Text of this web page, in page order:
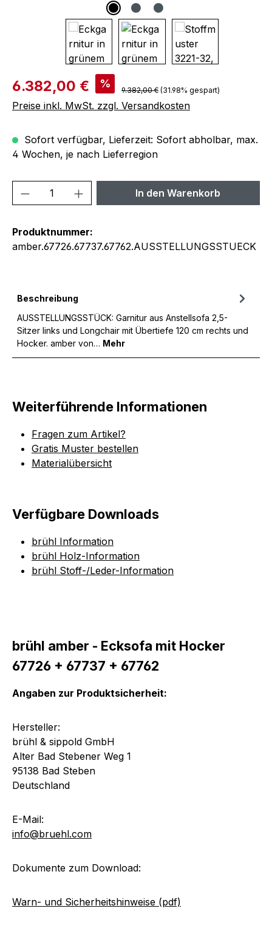
Verkaufspreis:
6.382,00 € % Regulärer Preis:
9.382,00 € (31.98% gespart)
Preise inkl. MwSt. zzgl. Versandkosten
Sofort verfügbar, Lieferzeit: Sofort abholbar, max.
4 Wochen, je nach Lieferregion
Produkt Anzahl: Gib denIn den Warenkorb
Produktnummer:
amber.67726.67737.67762.AUSSTELLUNGSSTUECK
Beschreibung
AUSSTELLUNGSSTÜCK: Garnitur aus Anstellsofa 2,5-
Sitzer links und Longchair mit Übertiefe 120 cm rechts und
Hocker. amber von… Mehr
Weiterführende Informationen
Fragen zum Artikel?
Gratis Muster bestellen
Materialübersicht
Verfügbare Downloads
brühl Information
brühl Holz-Information
brühl Stoff-/Leder-Information
brühl amber - Ecksofa mit Hocker
67726 + 67737 + 67762
Angaben zur Produktsicherheit:
Hersteller:
brühl & sippold GmbH
Alter Bad Stebener Weg 1
95138 Bad Steben
Deutschland
E-Mail:
info@bruehl.com
Dokumente zum Download:
Warn- und Sicherheitshinweise (pdf)